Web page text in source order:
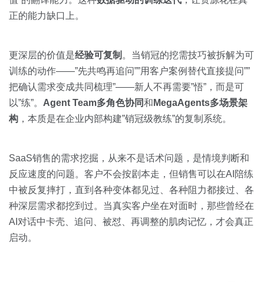
正的能力缺口上。
更深层的价值是经验可复制 。当销冠的挖需技巧被拆解为可
训练的动作——”先共鸣再追问””用客户案例替代直接提问””
把确认需求变成共同梳理”——新人不再需要”悟”，而是可
以”练”。 Agent Team多角色协同和 MegaAgents多场景架
构 ，本质是在企业内部构建”销冠级教练”的复制系统。
SaaS销售的需求挖掘，从来不是话术问题，是情境判断和
反应速度的问题。客户不会按剧本走，但销售可以在AI陪练
中被反复摔打，直到各种变体都见过、各种阻力都接过、各
种深层需求都挖到过。当真实客户坐在对面时，那些曾经在
AI对话中卡壳、追问、被怼、再调整的肌肉记忆，才会真正
启动。